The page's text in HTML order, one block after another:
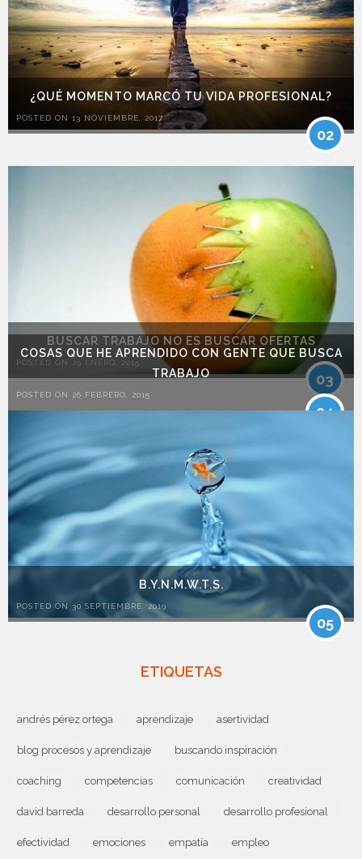
¿QUÉ MOMENTO MARCÓ TU VIDA PROFESIONAL?
POSTED ON 13 NOVIEMBRE, 2017
02
BUSCAR TRABAJO NO ES BUSCAR OFERTAS
POSTED ON 29 ENERO, 2015
03
COSAS QUE HE APRENDIDO CON GENTE QUE BUSCA
TRABAJO
POSTED ON 26 FEBRERO, 2015
04
B.Y.N.M.W.T.S.
POSTED ON 30 SEPTIEMBRE, 2019
05
ETIQUETAS
andrés pérez ortega aprendizaje asertividad
blog procesos y aprendizaje buscando inspiración
coaching competencias comunicación creatividad
david barreda desarrollo personal desarrollo profesional
efectividad emociones empatía empleo